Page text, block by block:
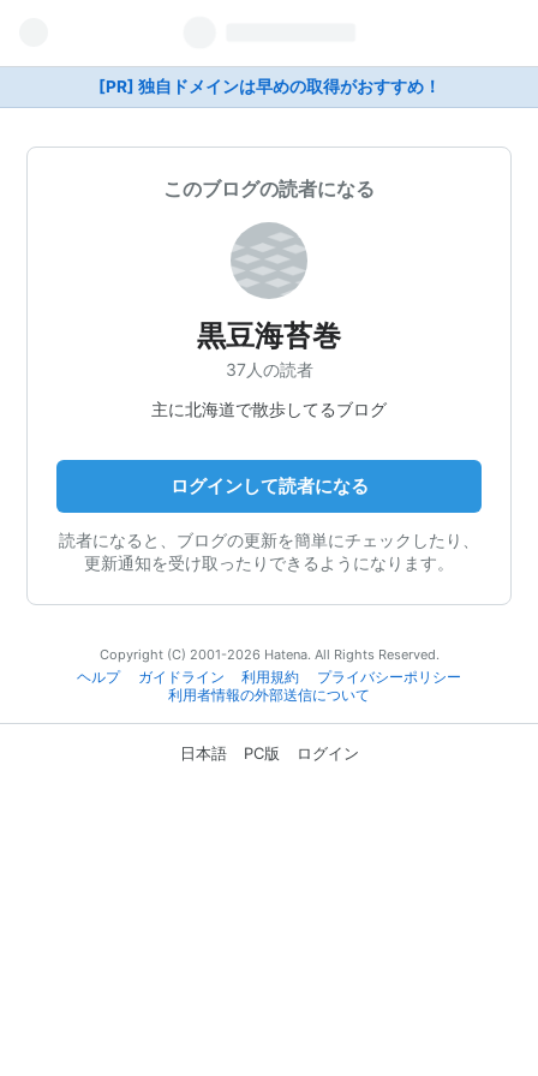
[PR] 独自ドメインは早めの取得がおすすめ！
このブログの読者になる
黒豆海苔巻
37人の読者
主に北海道で散歩してるブログ
ログインして読者になる
読者になると、ブログの更新を簡単にチェックしたり、
更新通知を受け取ったりできるようになります。
Copyright (C) 2001-2026 Hatena. All Rights Reserved.
ヘルプ
ガイドライン 利用規約
プライバシーポリシー
利用者情報の外部送信について
日本語 PC版 ログイン